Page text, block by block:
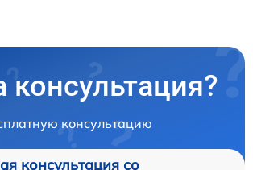
консультацию
консультация со